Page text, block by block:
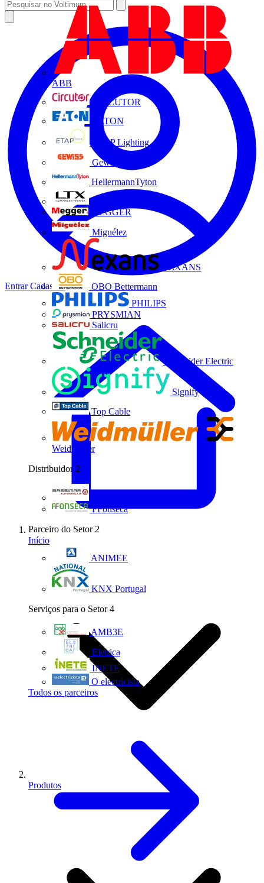
ABB
CIRCUTOR
EATON
ETAP Lighting
Gewiss
HellermannTyton
MEGGER
Miguélez
NEXANS
OBO Bettermann
PHILIPS
PRYSMIAN
Salicru
Schneider Electric
Signify
Top Cable
Weidmüller
Distribuidor 2
FFonseca
Parceiro do Setor 2
ANIMEE
KNX Portugal
Serviços para o Setor 4
AMB3E
Eletrica
INETE
O electricista
Todos os parceiros
EntrarCadastrar
Início
Produtos